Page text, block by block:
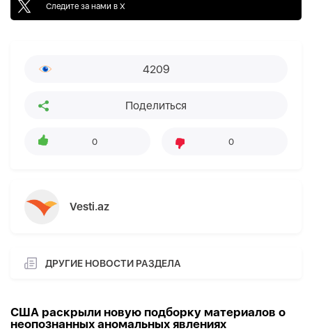
Следите за нами в X
4209
Поделиться
0 0
Vesti.az
ДРУГИЕ НОВОСТИ РАЗДЕЛА
США раскрыли новую подборку материалов о
неопознанных аномальных явлениях